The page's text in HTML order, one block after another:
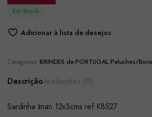
Em Stock
Adicionar à lista de desejos
Categorias: BRINDES de PORTUGAL,Peluches/
Descrição
Sardinha Iman 12x3cms ref.K8527